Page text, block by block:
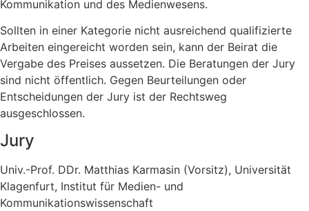
Kommunikation und des Medienwesens.
Sollten in einer Kategorie nicht ausreichend qualifizierte
Arbeiten eingereicht worden sein, kann der Beirat die
Vergabe des Preises aussetzen. Die Beratungen der Jury
sind nicht öffentlich. Gegen Beurteilungen oder
Entscheidungen der Jury ist der Rechtsweg
ausgeschlossen.
Jury
Univ.-Prof. DDr. Matthias Karmasin (Vorsitz), Universität
Klagenfurt, Institut für Medien- und
Kommunikationswissenschaft